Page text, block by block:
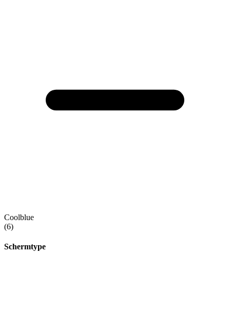
Coolblue
(6)
Schermtype